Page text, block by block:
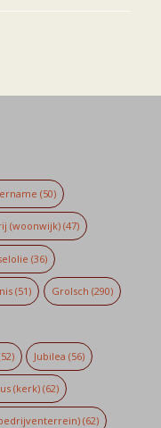
(50)
(woonwijk) (47)
(36)
(51) Grolsch (290)
Jubilea (56)
(kerk)(62)
(62)